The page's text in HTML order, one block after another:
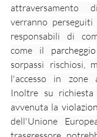
attraversamento
verranno
responsabili di
come il parcheggio
sorpassi rischiosi,
l'accesso in zone
Inoltre su
avvenuta la
dell'Unione